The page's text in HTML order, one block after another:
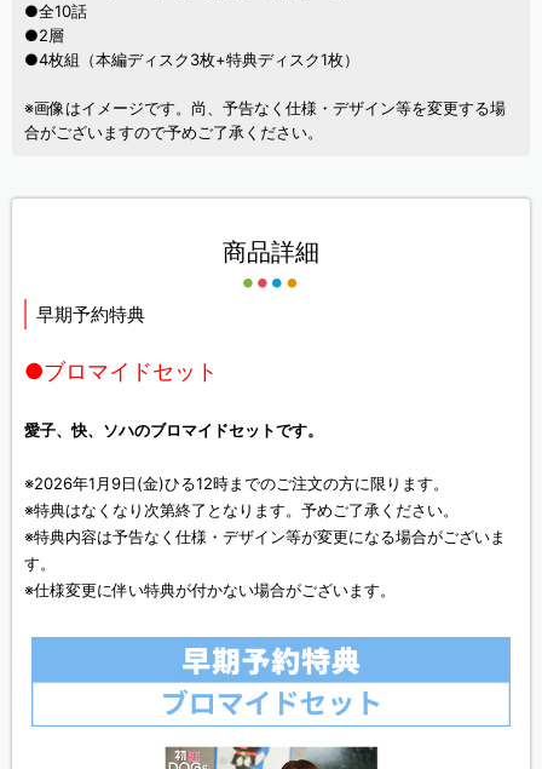
●全10話
●2層
●4枚組（本編ディスク3枚+特典ディスク1枚）
※画像はイメージです。尚、予告なく仕様・デザイン等を変更する場
合がございますので予めご了承ください。
商品詳細
早期予約特典
●ブロマイドセット
愛子、快、ソハのブロマイドセットです。
※2026年1月9日(金)ひる12時までのご注文の方に限ります。
※特典はなくなり次第終了となります。予めご了承ください。
※特典内容は予告なく仕様・デザイン等が変更になる場合がございま
す。
※仕様変更に伴い特典が付かない場合がございます。